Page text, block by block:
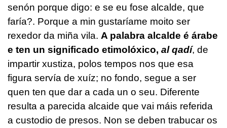
senón porque digo: e se eu fose alcalde, que
faría?. Porque a min gustaríame moito ser
rexedor da miña vila. A palabra alcalde é árabe
e ten un significado etimolóxico, al qadí, de
impartir xustiza, polos tempos nos que esa
figura servía de xuíz; no fondo, segue a ser
quen ten que dar a cada un o seu. Diferente
resulta a parecida alcaide que vai máis referida
a custodio de presos. Non se deben trabucar os